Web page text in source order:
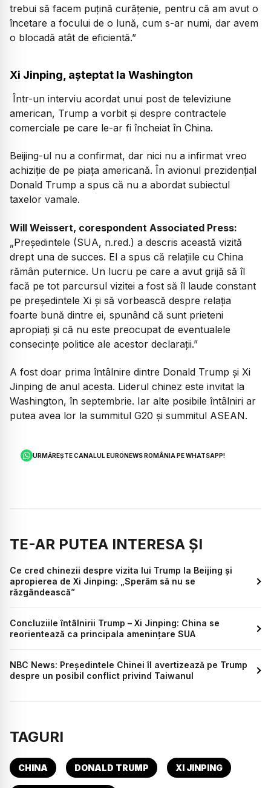
trebui să facem puțină curățenie, pentru că am avut o
încetare a focului de o lună, cum s-ar numi, dar avem
o blocadă atât de eficientă.”
Xi Jinping, așteptat la Washington
Într-un interviu acordat unui post de televiziune
american, Trump a vorbit și despre contractele
comerciale pe care le-ar fi încheiat în China.
Beijing-ul nu a confirmat, dar nici nu a infirmat vreo
achiziție de pe piața americană. În avionul prezidențial
Donald Trump a spus că nu a abordat subiectul
taxelor vamale.
Will Weissert, corespondent Associated Press:
„Președintele (SUA, n.red.) a descris această vizită
drept una de succes. El a spus că relațiile cu China
rămân puternice. Un lucru pe care a avut grijă să îl
facă pe tot parcursul vizitei a fost să îl laude constant
pe președintele Xi și să vorbească despre relația
foarte bună dintre ei, spunând că sunt prieteni
apropiați și că nu este preocupat de eventualele
consecințe politice ale acestor declarații.”
A fost doar prima întâlnire dintre Donald Trump și Xi
Jinping de anul acesta. Liderul chinez este invitat la
Washington, în septembrie. Iar alte posibile întâlniri ar
putea avea lor la summitul G20 și summitul ASEAN.
URMĂREȘTE CANALUL EURONEWS ROMÂNIA PE WHATSAPP!
TE-AR PUTEA INTERESA ȘI
Ce cred chinezii despre vizita lui Trump la Beijing și
apropierea de Xi Jinping: „Sperăm să nu se
răzgândească”
Concluziile întâlnirii Trump – Xi Jinping: China se
reorientează ca principala amenințare SUA
NBC News: Președintele Chinei îl avertizează pe Trump
despre un posibil conflict privind Taiwanul
TAGURI
CHINA DONALD TRUMP XI JINPING